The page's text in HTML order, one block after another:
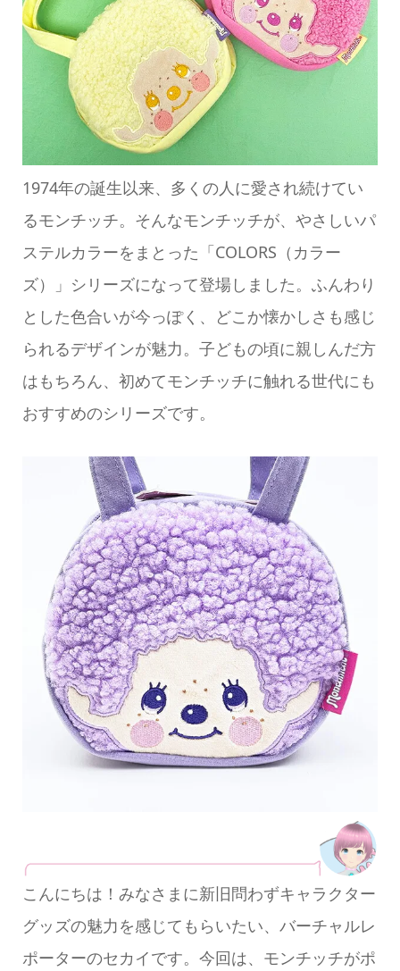
1974年の誕生以来、多くの人に愛され続けてい
るモンチッチ。そんなモンチッチが、やさしいパ
ステルカラーをまとった「COLORS（カラー
ズ）」シリーズになって登場しました。ふんわり
とした色合いが今っぽく、どこか懐かしさも感じ
られるデザインが魅力。子どもの頃に親しんだ方
はもちろん、初めてモンチッチに触れる世代にも
おすすめのシリーズです。
こんにちは！みなさまに新旧問わずキャラクター
グッズの魅力を感じてもらいたい、バーチャルレ
ポーターのセカイです。今回は、モンチッチがポ